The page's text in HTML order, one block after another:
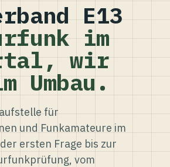
E13
im
wir
Umbau.
für
und Funkamateure im
ersten Frage bis zur
vom